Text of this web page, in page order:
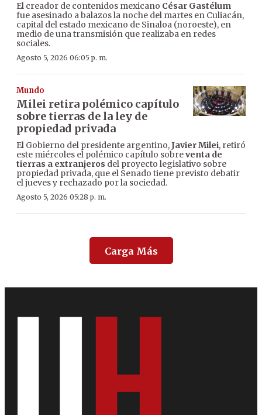
El creador de contenidos mexicano César Gastélum
fue asesinado a balazos la noche del martes en Culiacán,
capital del estado mexicano de Sinaloa (noroeste), en
medio de una transmisión que realizaba en redes
sociales.
Agosto 5, 2026 06:05 p. m.
Mundo
Milei retira polémico capítulo
sobre tierras de la ley de
propiedad privada
El Gobierno del presidente argentino,Javier Milei, retiró
este miércoles el polémico capítulo sobreventa de
tierras a extranjeros del proyecto legislativo sobre
propiedad privada, que el Senado tiene previsto debatir
el jueves y rechazado por la sociedad.
Agosto 5, 2026 05:28 p. m.
Carga Más